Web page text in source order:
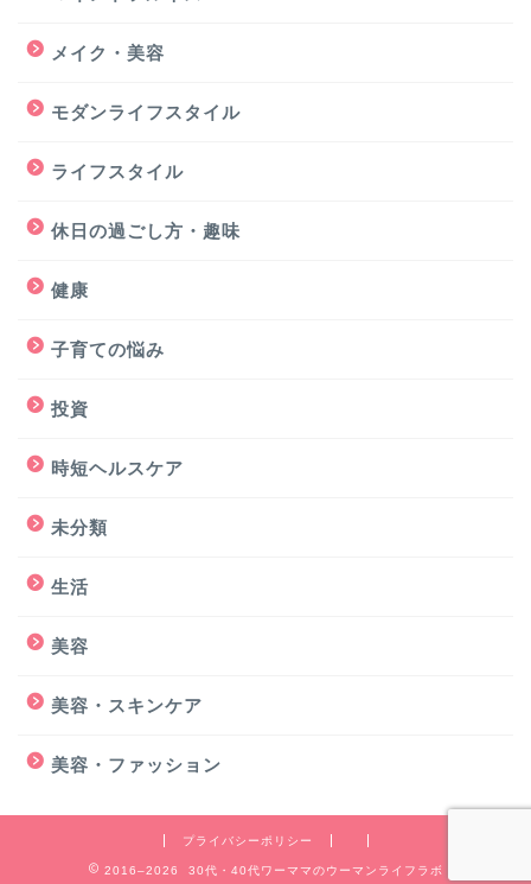
メイク・美容
モダンライフスタイル
ライフスタイル
休日の過ごし方・趣味
健康
子育ての悩み
投資
時短ヘルスケア
未分類
生活
美容
美容・スキンケア
美容・ファッション
プライバシーポリシー
2016–2026 30代・40代ワーママのウーマンライフラボ